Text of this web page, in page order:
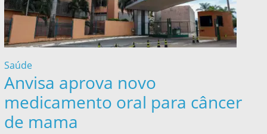
Saúde
Anvisa aprova novo
medicamento oral para câncer
de mama